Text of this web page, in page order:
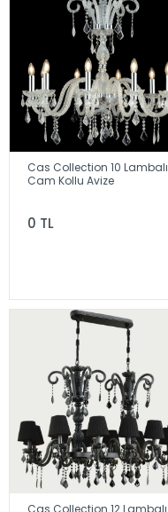
Cas Collection 10 Lambalı
Cam Kollu Avize
0 TL
Cas Collection 12 Lambalı